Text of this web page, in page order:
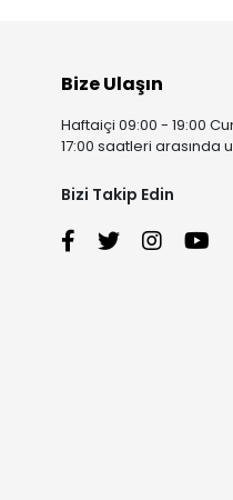
Bize Ulaşın
Haftaiçi 09:00 - 19:00
17:00 saatleri arasında
Bizi Takip Edin